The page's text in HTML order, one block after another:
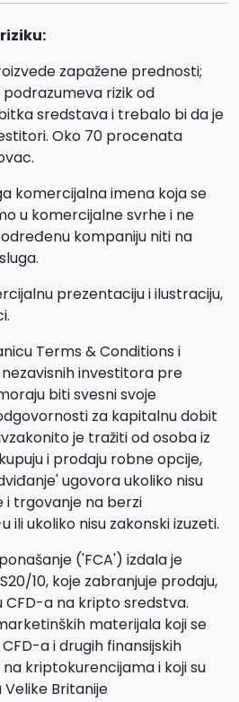
zapažene prednosti;
rizik od
sredstava i trebalo bi da je
Oko 70 procenata
komercijalna imena koja se
u komercijalne svrhe i ne
kompaniju niti na
prezentaciju i ilustraciju,
Terms & Conditions i
investitora pre
biti svesni svoje
za kapitalnu dobit
je tražiti od osoba iz
i prodaju robne opcije,
ugovora ukoliko nisu
i trgovanje na berzi
ili ukoliko nisu zakonski izuzeti.
('FCA') izdala je
10, koje zabranjuje prodaju,
CFD-a na kripto sredstva.
materijala koji se
a i drugih finansijskih
kriptokurencijama i koji su
Britanije